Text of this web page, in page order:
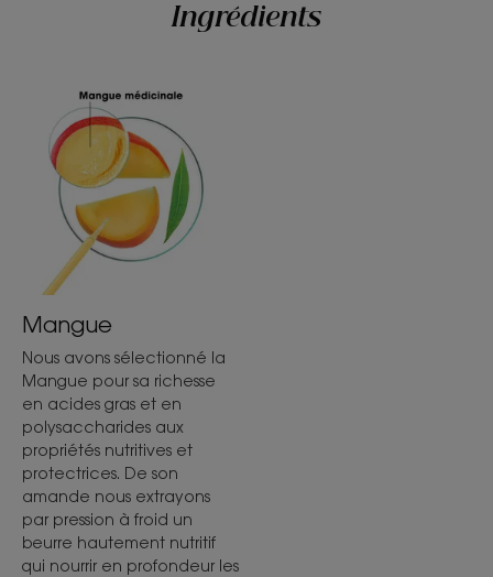
Ingrédients
Mangue
Nous avons sélectionné la
Mangue pour sa richesse
en acides gras et en
polysaccharides aux
propriétés nutritives et
protectrices. De son
amande nous extrayons
par pression à froid un
beurre hautement nutritif
qui nourrir en profondeur les